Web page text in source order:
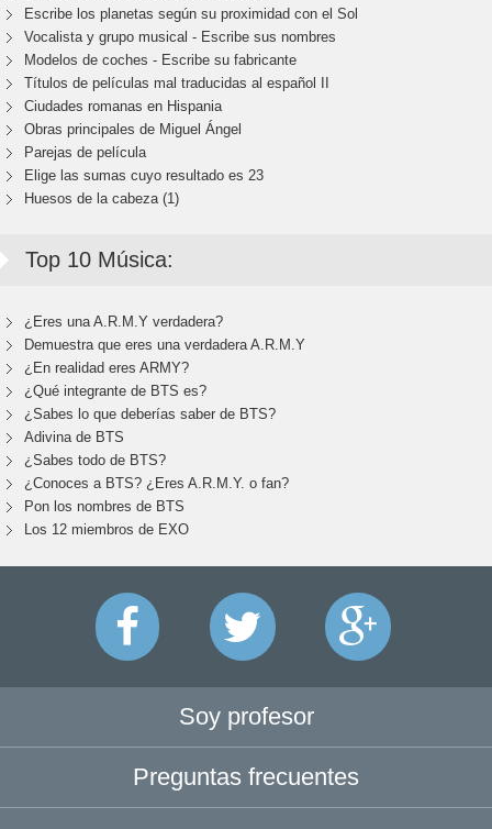
Escribe los planetas según su proximidad con el Sol
Vocalista y grupo musical - Escribe sus nombres
Modelos de coches - Escribe su fabricante
Títulos de películas mal traducidas al español II
Ciudades romanas en Hispania
Obras principales de Miguel Ángel
Parejas de película
Elige las sumas cuyo resultado es 23
Huesos de la cabeza (1)
Top 10 Música:
¿Eres una A.R.M.Y verdadera?
Demuestra que eres una verdadera A.R.M.Y
¿En realidad eres ARMY?
¿Qué integrante de BTS es?
¿Sabes lo que deberías saber de BTS?
Adivina de BTS
¿Sabes todo de BTS?
¿Conoces a BTS? ¿Eres A.R.M.Y. o fan?
Pon los nombres de BTS
Los 12 miembros de EXO
Soy profesor
Preguntas frecuentes